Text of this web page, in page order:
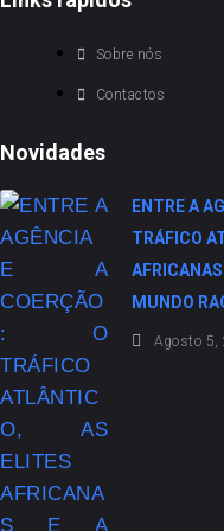
Sobre nós
Contactos
Novidades
ENTRE A
TRÁFICO
MUNDO
Agosto 5,